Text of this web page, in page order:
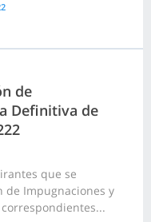
de
Definitiva de
que se
de Impugnaciones y